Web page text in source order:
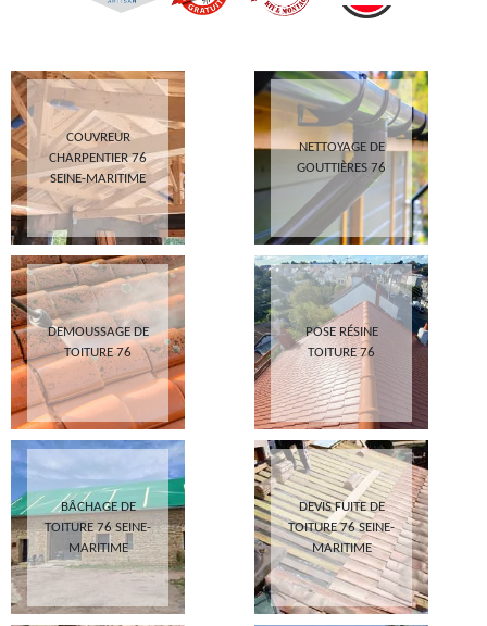
COUVREUR
CHARPENTIER 76
SEINE-MARITIME
NETTOYAGE DE
GOUTTIÈRES 76
DEMOUSSAGE DE
TOITURE 76
POSE RÉSINE
TOITURE 76
BÂCHAGE DE
TOITURE 76 SEINE-
MARITIME
DEVIS FUITE DE
TOITURE 76 SEINE-
MARITIME